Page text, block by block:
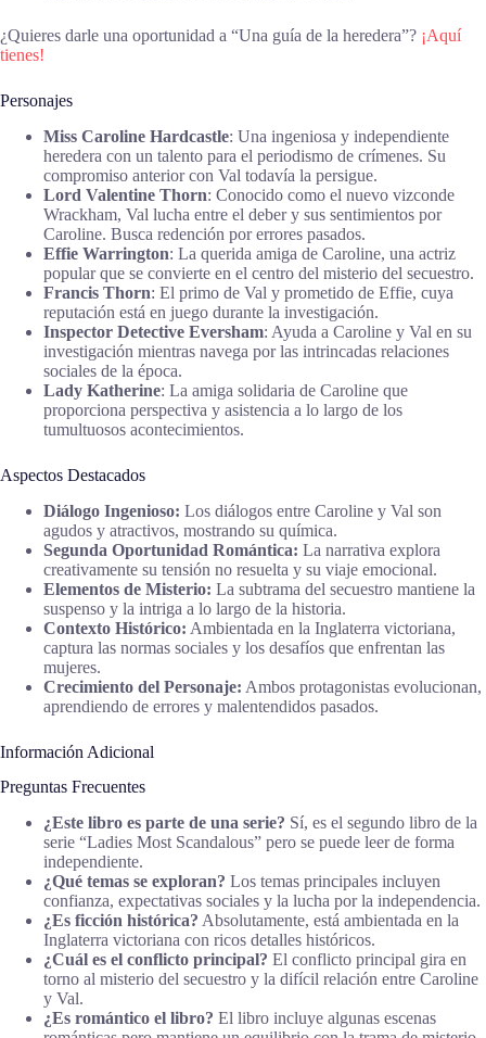
¿Quieres darle una oportunidad a “Una guía de la heredera”? ¡Aquí
tienes!
Personajes
Miss Caroline Hardcastle: Una ingeniosa y independiente
heredera con un talento para el periodismo de crímenes. Su
compromiso anterior con Val todavía la persigue.
Lord Valentine Thorn: Conocido como el nuevo vizconde
Wrackham, Val lucha entre el deber y sus sentimientos por
Caroline. Busca redención por errores pasados.
Effie Warrington: La querida amiga de Caroline, una actriz
popular que se convierte en el centro del misterio del secuestro.
Francis Thorn: El primo de Val y prometido de Effie, cuya
reputación está en juego durante la investigación.
Inspector Detective Eversham: Ayuda a Caroline y Val en su
investigación mientras navega por las intrincadas relaciones
sociales de la época.
Lady Katherine: La amiga solidaria de Caroline que
proporciona perspectiva y asistencia a lo largo de los
tumultuosos acontecimientos.
Aspectos Destacados
Diálogo Ingenioso: Los diálogos entre Caroline y Val son
agudos y atractivos, mostrando su química.
Segunda Oportunidad Romántica: La narrativa explora
creativamente su tensión no resuelta y su viaje emocional.
Elementos de Misterio: La subtrama del secuestro mantiene la
suspenso y la intriga a lo largo de la historia.
Contexto Histórico: Ambientada en la Inglaterra victoriana,
captura las normas sociales y los desafíos que enfrentan las
mujeres.
Crecimiento del Personaje: Ambos protagonistas evolucionan,
aprendiendo de errores y malentendidos pasados.
Información Adicional
Preguntas Frecuentes
¿Este libro es parte de una serie? Sí, es el segundo libro de la
serie “Ladies Most Scandalous” pero se puede leer de forma
independiente.
¿Qué temas se exploran? Los temas principales incluyen
confianza, expectativas sociales y la lucha por la independencia.
¿Es ficción histórica? Absolutamente, está ambientada en la
Inglaterra victoriana con ricos detalles históricos.
¿Cuál es el conflicto principal? El conflicto principal gira en
torno al misterio del secuestro y la difícil relación entre Caroline
y Val.
¿Es romántico el libro? El libro incluye algunas escenas